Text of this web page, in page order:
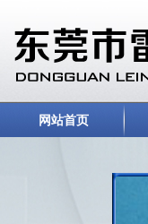
网站首页